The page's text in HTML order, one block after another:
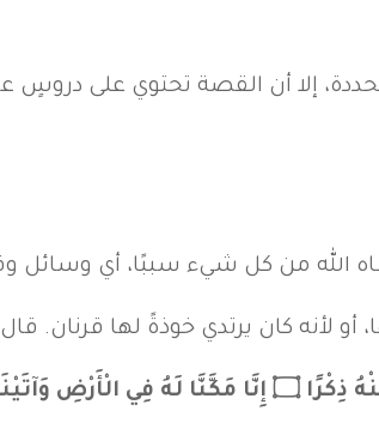
إلا أن القصة تحتوي على دروسٍ
الله من كل شيء سببًا، أي وسائل
لأنه كان يرتدي خوذةً لها قرنان.
كُلِّ شَيْءٍ سَبَبًا}